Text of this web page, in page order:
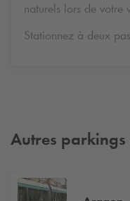
naturels lors de votre
Stationnez à deux
Autres